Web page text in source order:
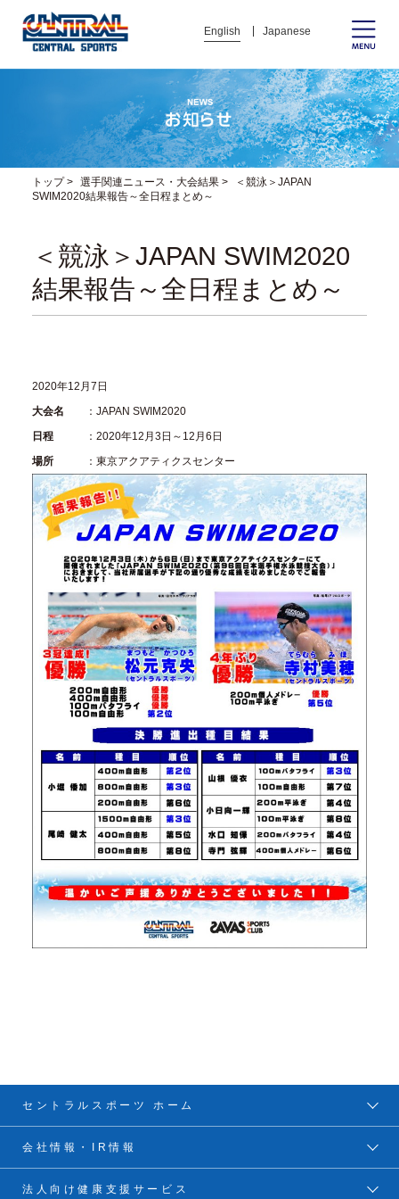
English Japanese
トップ> 選手関連ニュース・大会結果>
＜競泳＞JAPAN
SWIM2020結果報告～全日程まとめ～
＜競泳＞JAPAN SWIM2020
結果報告～全日程まとめ～
2020年12月7日
大会名
：JAPAN SWIM2020
日程
：2020年12月3日～12月6日
場所
：東京アクアティクスセンター
セントラルスポーツ ホーム
会社情報・IR情報
法人向け健康支援サービス